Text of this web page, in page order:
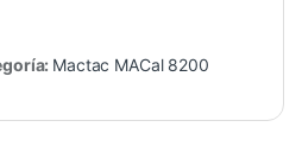
Mactac MACal 8200